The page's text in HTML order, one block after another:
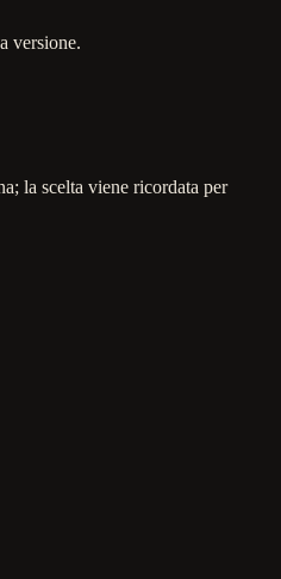
versione.
la scelta viene ricordata per